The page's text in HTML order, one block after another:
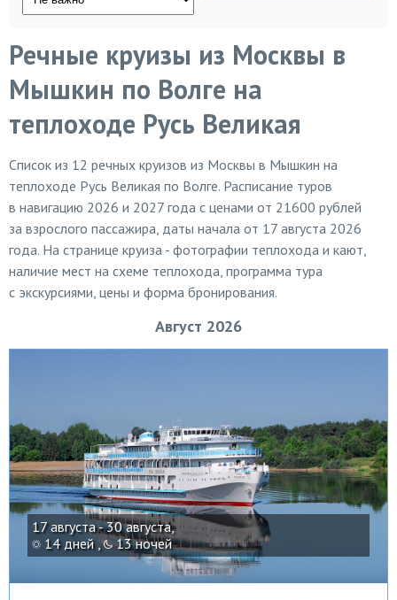
Речные круизы из Москвы в
Мышкин по Волге на
теплоходе Русь Великая
Список из 12 речных круизов из Москвы в Мышкин на
теплоходе Русь Великая по Волге. Расписание туров
в навигацию 2026 и 2027 года с ценами от 21600 рублей
за взрослого пассажира, даты начала от 17 августа 2026
года. На странице круиза - фотографии теплохода и кают,
наличие мест на схеме теплохода, программа тура
с экскурсиями, цены и форма бронирования.
Август 2026
17 августа - 30 августа,
14 дней , 13 ночей